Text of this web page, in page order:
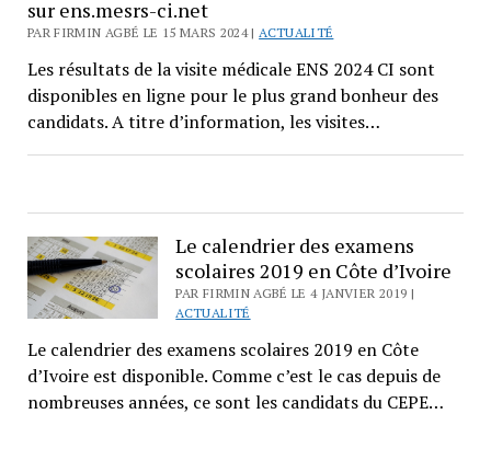
sur ens.mesrs-ci.net
PAR FIRMIN AGBÉ LE 15 MARS 2024 | ACTUALITÉ
Les résultats de la visite médicale ENS 2024 CI sont
disponibles en ligne pour le plus grand bonheur des
candidats. A titre d’information, les visites…
Le calendrier des examens
scolaires 2019 en Côte d’Ivoire
PAR FIRMIN AGBÉ LE 4 JANVIER 2019 |
ACTUALITÉ
Le calendrier des examens scolaires 2019 en Côte
d’Ivoire est disponible. Comme c’est le cas depuis de
nombreuses années, ce sont les candidats du CEPE…